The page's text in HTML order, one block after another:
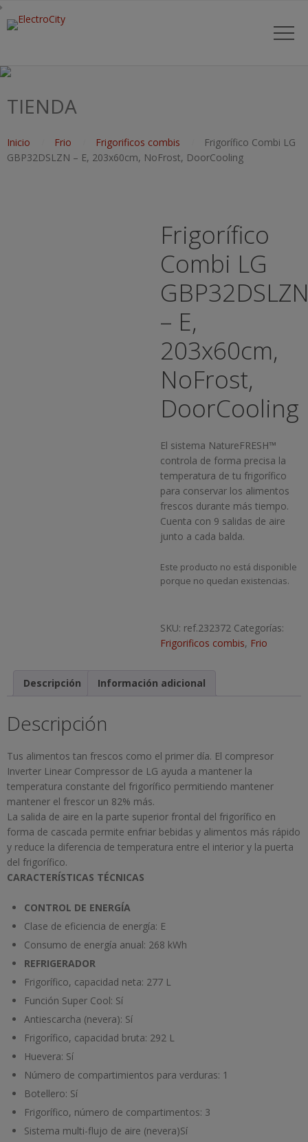
TIENDA
Inicio Frio Frigorificos combis
Frigorífico Combi LG
GBP32DSLZN – E, 203x60cm, NoFrost, DoorCooling
Frigorífico
Combi LG
– E,
203x60cm,
NoFrost,
DoorCooling
El sistema NatureFRESH™
controla de forma precisa la
temperatura de tu frigorífico
para conservar los alimentos
frescos durante más tiempo.
Cuenta con 9 salidas de aire
junto a cada balda.
Este producto no está disponible
porque no quedan existencias.
SKU: ref.232372 Categorías:
Frigorificos combis, Frio
Descripción Información adicional
Descripción
Tus alimentos tan frescos como el primer día. El compresor
Inverter Linear Compressor de LG ayuda a mantener la
temperatura constante del frigorífico permitiendo mantener
mantener el frescor un 82% más.
La salida de aire en la parte superior frontal del frigorífico en
forma de cascada permite enfriar bebidas y alimentos más rápido
y reduce la diferencia de temperatura entre el interior y la puerta
del frigorífico.
CARACTERÍSTICAS TÉCNICAS
CONTROL DE ENERGÍA
Clase de eficiencia de energía: E
Consumo de energía anual: 268 kWh
REFRIGERADOR
Frigorífico, capacidad neta: 277 L
Función Super Cool: Sí
Antiescarcha (nevera): Sí
Frigorífico, capacidad bruta: 292 L
Huevera: Sí
Número de compartimientos para verduras: 1
Botellero: Sí
Frigorífico, número de compartimentos: 3
Sistema multi-flujo de aire (nevera)Sí